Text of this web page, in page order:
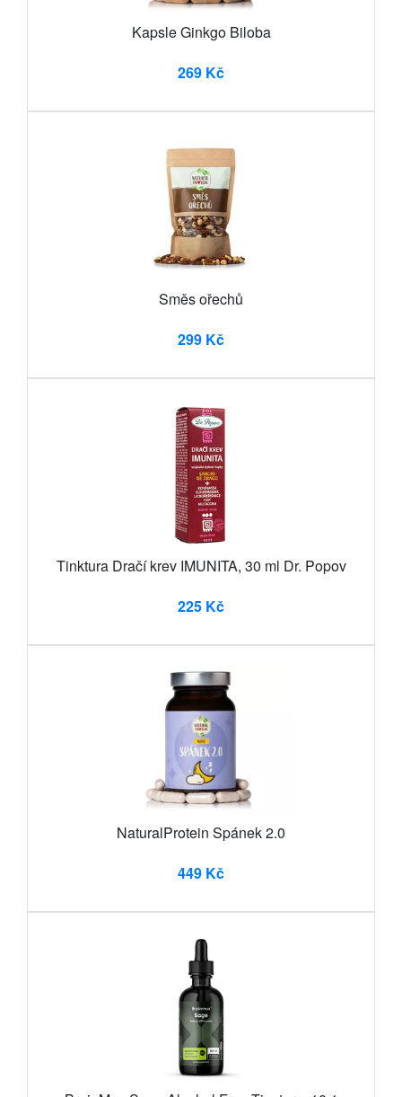
Kapsle Ginkgo Biloba
269 Kč
Směs ořechů
299 Kč
Tinktura Dračí krev IMUNITA, 30 ml Dr. Popov
225 Kč
NaturalProtein Spánek 2.0
449 Kč